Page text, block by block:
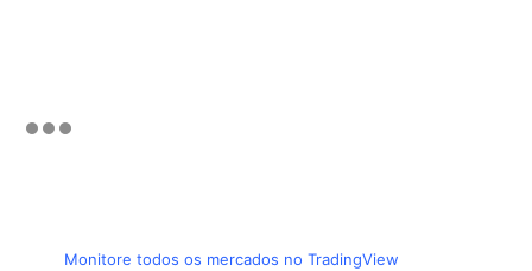
Monitore todos os mercados no TradingView